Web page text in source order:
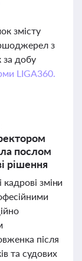
змісту
з
за добу
LIGA360.
послом
рішення
зміни
після
та судових